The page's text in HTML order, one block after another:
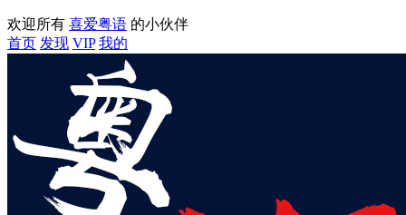
欢迎所有 喜爱粤语 的小伙伴
首页 发现 VIP 我的